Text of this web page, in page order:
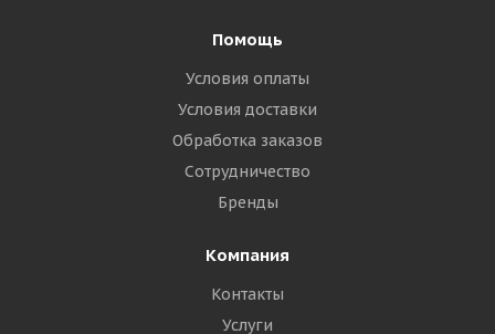
Помощь
Условия оплаты
Условия доставки
Обработка заказов
Сотрудничество
Бренды
Компания
Контакты
Услуги